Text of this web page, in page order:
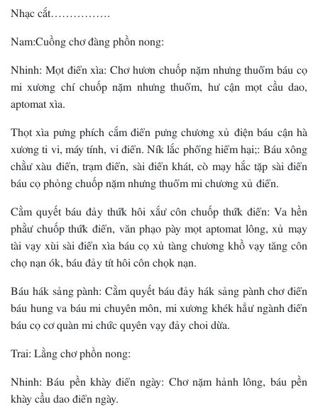
Nhạc cắt…………….
Nam:Cuồng chơ đàng phồn nong:
Nhinh: Mọt điển xìa: Chơ hươn chuốp nặm nhưng thuổm báu cọ
mi xương chí chuốp nặm nhưng thuổm, hư cận mọt cầu dao,
aptomat xìa.
Thọt xìa pưng phích cắm điển pưng chương xủ điện báu cận hà
xương ti vi, máy tính, vi điển. Ník lắc phổng hiểm hại;: Báu xông
chằư xàu điển, trạm điển, sài điển khát, cò mạy hắc tặp sài điển
báu cọ phỏng chuốp nặm nhưng thuổm mi chương xủ điển.
Cằm quyết báu đảy thứk hôi xắư côn chuốp thứk điển: Va hền
phằư chuốp thứk điển, văn phạo pày mọt aptomat lông, xủ mạy
tài vạy xùi sài điển xìa báu cọ xủ tàng chương khồ vạy tăng côn
chọ nạn ók, báu đảy tít hôi côn chọk nạn.
Báu hák sảng pành: Cằm quyết báu đảy hák sảng pành chơ điển
báu hung va báu mi chuyên môn, mi xương khék hẳư ngành điển
báu cọ cơ quàn mi chức quyên vạy đảy choi dừa.
Trai: Lằng chơ phồn nong:
Nhinh: Báu pền khày điển ngày: Chơ nặm hảnh lông, báu pền
khày cầu dao điển ngày.